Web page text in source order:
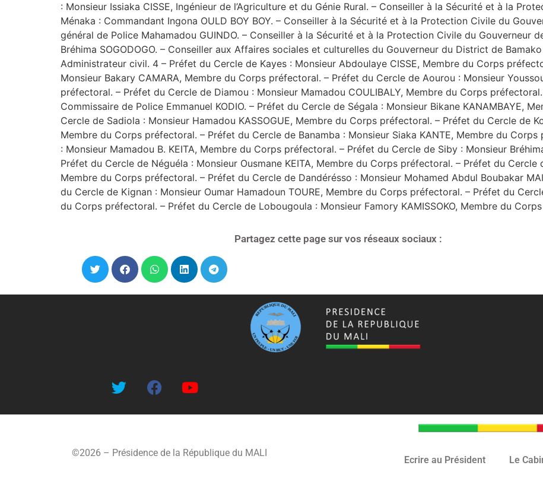
: Monsieur Issiaka CISSE, Ingénieur de l’Agriculture et du Génie Rural. – Conseiller à la Sécurité et à la
Ménaka : Commandant Ingona OULD BOY BOY. – Conseiller à la Sécurité et à la Protection Civile du
général de Police Mahamadou GUINDO. – Conseiller à la Sécurité et à la Protection Civile du Gouverneur
Bréhima SOGODOGO. – Conseiller aux Affaires sociales et culturelles du Gouverneur du District de
Administrateur civil. 4 – Préfet du Cercle de Kayes : Monsieur Abdoulaye CISSE, Membre du Corps
Monsieur Bakary CAMARA, Membre du Corps préfectoral. – Préfet du Cercle de Aourou : Monsieur
préfectoral. – Préfet du Cercle de Diamou : Monsieur Mamadou COULIBALY, Membre du Corps
Commissaire de Police Emmanuel KODIO. – Préfet du Cercle de Ségala : Monsieur Bikane KANAMBAYE,
Cercle de Sadiola : Monsieur Hamadou KASSOGUE, Membre du Corps préfectoral. – Préfet du Cercle de
Membre du Corps préfectoral. – Préfet du Cercle de Banamba : Monsieur Siaka KANTE, Membre du
: Monsieur Mamadou B. KEITA, Membre du Corps préfectoral. – Préfet du Cercle de Siby : Monsieur
Préfet du Cercle de Néguéla : Monsieur Ousmane KEITA, Membre du Corps préfectoral. – Préfet du Cercle
Membre du Corps préfectoral. – Préfet du Cercle de Dandérésso : Monsieur Mohamed Abdul Boubakar
du Cercle de Kignan : Monsieur Oumar Hamadoun TOURE, Membre du Corps préfectoral. – Préfet du
du Corps préfectoral. – Préfet du Cercle de Lobougoula : Monsieur Famory KAMISSOKO, Membre du
Partagez cette page sur vos réseaux sociaux :
©2026 – Présidence de la République du MALI
Ecrire au Président Le